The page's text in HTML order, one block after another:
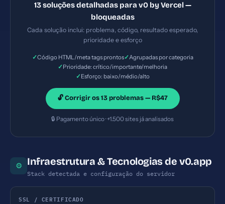
perigosa. — Solução #4: Meta description com 99
caracteres (ideal: 120-160) — Prioridade:
Importante — Esforço: Baixo
13 soluções detalhadas para v0 by Vercel —
bloqueadas
Cada solução inclui: problema, código, resultado esperado,
prioridade e esforço
✓Código HTML/meta tags prontos✓Agrupadas por categoria
✓Prioridade: crítico/importante/melhoria
✓Esforço: baixo/médio/alto
🔓 Corrigir os 13 problemas — R$47
🔒 Pagamento único · +1.500 sites já analisados
⚙ Infraestrutura & Tecnologias de v0.app
Stack detectada e configuração do servidor
SSL / CERTIFICADO